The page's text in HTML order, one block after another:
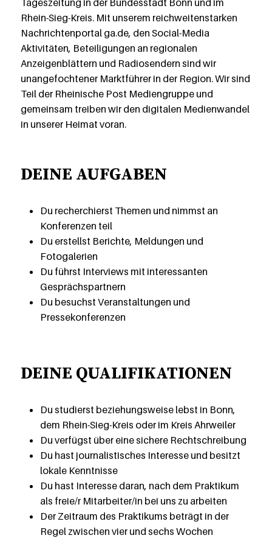
Tageszeitung in der Bundesstadt Bonn und im
Rhein-Sieg-Kreis. Mit unserem reichweitenstarken
Nachrichtenportal ga.de, den Social-Media
Aktivitäten, Beteiligungen an regionalen
Anzeigenblättern und Radiosendern sind wir
unangefochtener Marktführer in der Region. Wir sind
Teil der Rheinische Post Mediengruppe und
gemeinsam treiben wir den digitalen Medienwandel
in unserer Heimat voran.
DEINE AUFGABEN
Du recherchierst Themen und nimmst an
Konferenzen teil
Du erstellst Berichte, Meldungen und
Fotogalerien
Du führst Interviews mit interessanten
Gesprächspartnern
Du besuchst Veranstaltungen und
Pressekonferenzen
DEINE QUALIFIKATIONEN
Du studierst beziehungsweise lebst in Bonn,
dem Rhein-Sieg-Kreis oder im Kreis Ahrweiler
Du verfügst über eine sichere Rechtschreibung
Du hast journalistisches Interesse und besitzt
lokale Kenntnisse
Du hast Interesse daran, nach dem Praktikum
als freie/r Mitarbeiter/in bei uns zu arbeiten
Der Zeitraum des Praktikums beträgt in der
Regel zwischen vier und sechs Wochen